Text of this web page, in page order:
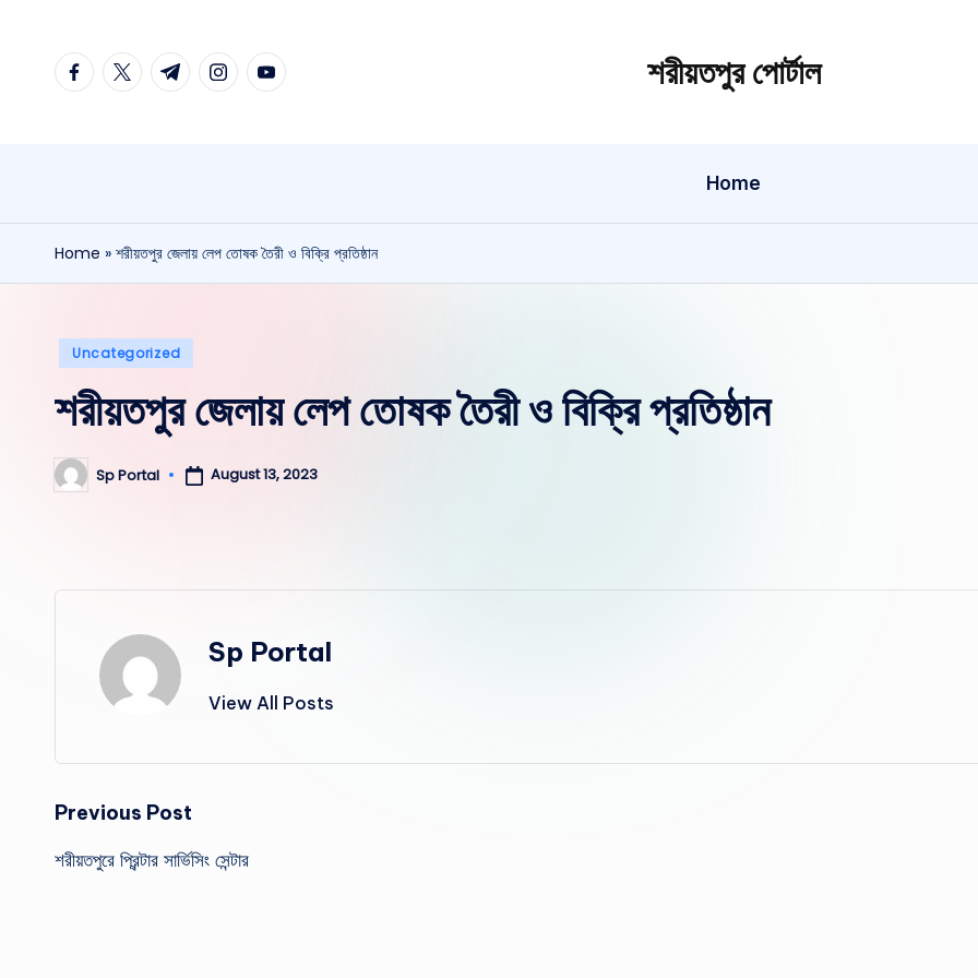
শরীয়তপুর পোর্টাল
Home
Home » শরীয়তপুর জেলায় লেপ তোষক তৈরী ও বিক্রি প্রতিষ্ঠান
Uncategorized
শরীয়তপুর জেলায় লেপ তোষক তৈরী ও বিক্রি প্রতিষ্ঠান
Sp Portal August 13, 2023
Sp Portal
View All Posts
Previous Post
শরীয়তপুরে প্রিন্টার সার্ভিসিং সেন্টার